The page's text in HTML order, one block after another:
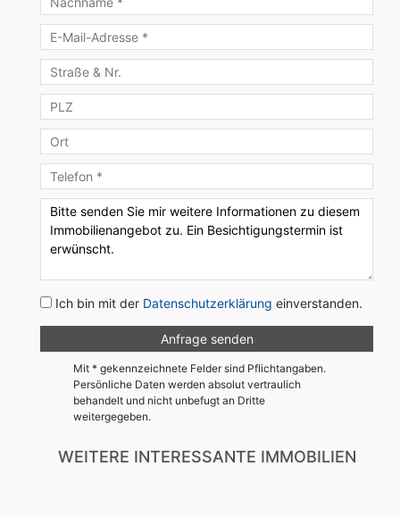
Ich bin mit der Datenschutzerklärung einverstanden.
Mit * gekennzeichnete Felder sind Pflichtangaben.
Persönliche Daten werden absolut vertraulich
behandelt und nicht unbefugt an Dritte
weitergegeben.
WEITERE INTERESSANTE IMMOBILIEN